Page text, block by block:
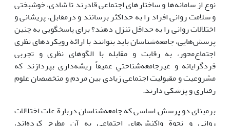
نوع از سامانه‌ها و ساختارهای اجتماعی قادرند تا شادی، خوشبختی
و سلامت روانی افراد را به حداکثر برسانند و درمقابل، پریشانی و
اختلالات روانی را به حداقل تنزل دهند؟ برای پاسخگویی به چنین
پرسش‌هایی، جامعه‌شناسان باید بتوانند با ارائة رویکردهای نظری
اجتماع‌محور، به رقابت و مقابله با الگوهای نظری و تجربی
فردگرایانه و غیرجامعه‌شناختیِ عمیقاً ریشه‌داری بپردازند که
مشروعیت و مقبولیت اجتماعی زیادی بین مردم و متخصصان علوم
رفتاری و پزشکی دارند.
برمبنای دو پرسش اساسی که جامعه‌شناسان دربارة علت اختلالات